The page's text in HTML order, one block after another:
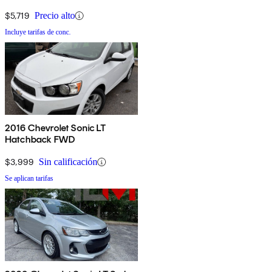
$5,719 Precio alto
Incluye tarifas de conc.
2016 Chevrolet Sonic LT
Hatchback FWD
$3,999 Sin calificación
Se aplican tarifas